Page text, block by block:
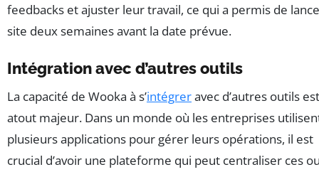
feedbacks et ajuster leur travail, ce qui a permis de
site deux semaines avant la date prévue.
Intégration avec d’autres outils
La capacité de Wooka à s’intégreravec d’autres outils
atout majeur. Dans un monde où les entreprises
plusieurs applications pour gérer leurs opérations, il est
crucial d’avoir une plateforme qui peut centraliser ces